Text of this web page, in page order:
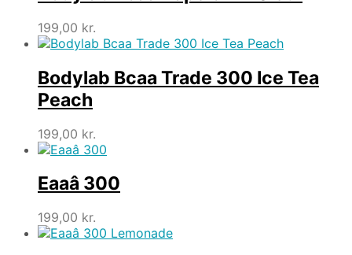
200,00 kr..159,00 kr..
199,00 kr.
Bodylab Bcaa Trade 300 Ice Tea
Peach
199,00 kr.
Eaaâ 300
199,00 kr.